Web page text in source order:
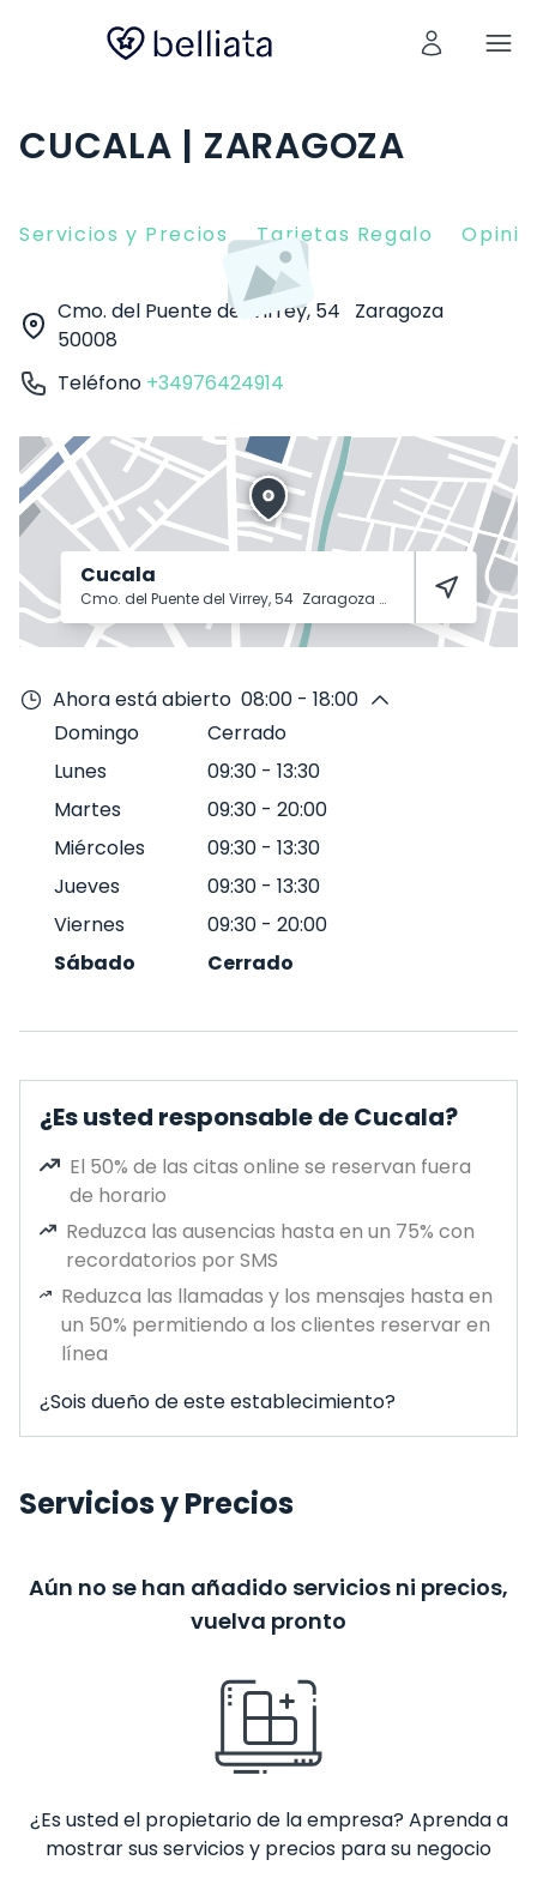
CUCALA | ZARAGOZA
Servicios y Precios Tarjetas Regalo
Cmo. del Puente del Virrey, 54
Zaragoza
50008
Teléfono +34976424914
Cucala
Cmo. del Puente del Virrey, 54 Zaragoza 50008
Ahora está abierto 08:00 - 18:00
Domingo
Cerrado
Lunes
09:30 - 13:30
Martes
09:30 - 20:00
Miércoles
09:30 - 13:30
Jueves
09:30 - 13:30
Viernes
09:30 - 20:00
Sábado
Cerrado
¿Es usted responsable de Cucala?
El 50% de las citas online se reservan fuera
de horario
Reduzca las ausencias hasta en un 75% con
recordatorios por SMS
Reduzca las llamadas y los mensajes hasta en
un 50% permitiendo a los clientes reservar en
línea
¿Sois dueño de este establecimiento?
Servicios y Precios
Aún no se han añadido servicios ni precios,
vuelva pronto
¿Es usted el propietario de la empresa? Aprenda a
mostrar sus servicios y precios para su negocio